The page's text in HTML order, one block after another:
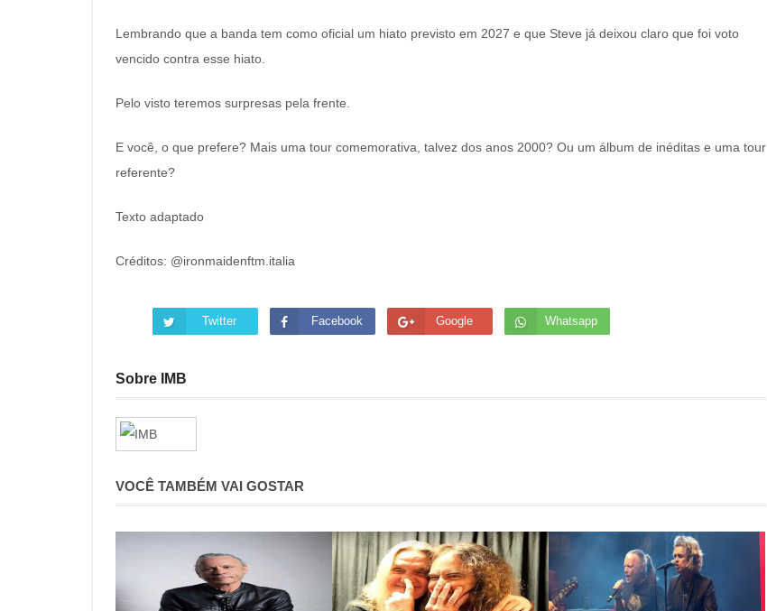
Lembrando que a banda tem como oficial um hiato previsto em 2027 e que Steve já deixou claro que foi voto
vencido contra esse hiato.
Pelo visto teremos surpresas pela frente.
E você, o que prefere? Mais uma tour comemorativa, talvez dos anos 2000? Ou um álbum de inéditas e uma tour
referente?
Texto adaptado
Créditos: @ironmaidenftm.italia
Twitter Facebook Google Whatsapp
Sobre IMB
VOCÊ TAMBÉM VAI GOSTAR